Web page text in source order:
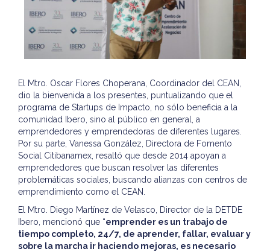
El Mtro. Oscar Flores Choperana, Coordinador del CEAN,
dio la bienvenida a los presentes, puntualizando que el
programa de Startups de Impacto, no sólo beneficia a la
comunidad Ibero, sino al público en general, a
emprendedores y emprendedoras de diferentes lugares.
Por su parte, Vanessa González, Directora de Fomento
Social Citibanamex, resaltó que desde 2014 apoyan a
emprendedores que buscan resolver las diferentes
problemáticas sociales, buscando alianzas con centros de
emprendimiento como el CEAN.
El Mtro. Diego Martínez de Velasco, Director de la DETDE
Ibero, mencionó que “emprender es un trabajo de
tiempo completo, 24/7, de aprender, fallar, evaluar y
sobre la marcha ir haciendo mejoras, es necesario